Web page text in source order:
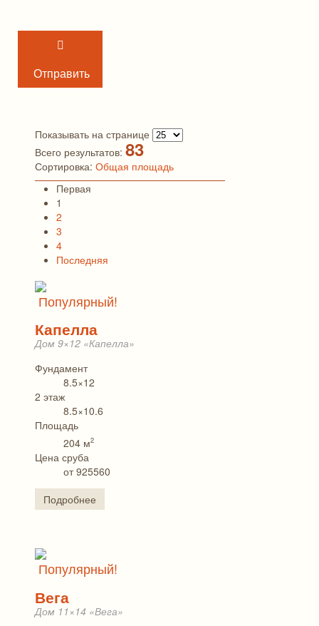
Отправить
Показывать на странице
Всего результатов: 83
Сортировка: Общая площадь
Первая
1
2
3
4
Последняя
Популярный!
Капелла
Дом 9×12 «Капелла»
Фундамент
8.5×12
2 этаж
8.5×10.6
Площадь
204 м2
Цена сруба
от 925560
Подробнее
Популярный!
Вега
Дом 11×14 «Вега»